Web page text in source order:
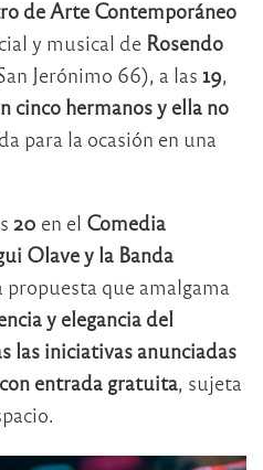
de Arte Contemporáneo
y musical de Rosendo
Jerónimo 66), a las 19,
cinco hermanos y ella no
para la ocasión en una
20 en el Comedia
Olave y la Banda
propuesta que amalgama
y elegancia del
las iniciativas anunciadas
entrada gratuita, sujeta